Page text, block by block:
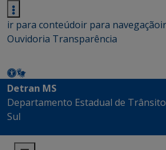
ir para conteúdoir para navegação
Ouvidoria Transparência
Detran MS
Departamento Estadual de
Sul